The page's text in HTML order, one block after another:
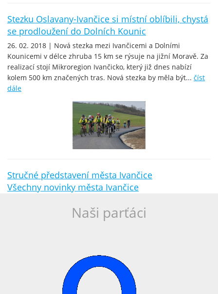
Stezku Oslavany-Ivančice si místní oblíbili, chystá
se prodloužení do Dolních Kounic
26. 02. 2018 | Nová stezka mezi Ivančicemi a Dolními
Kounicemi v délce zhruba 15 km se rýsuje na jižní Moravě. Za
realizací stojí Mikroregion Ivančicko, který již dnes nabízí
kolem 500 km značených tras. Nová stezka by měla být... číst
dále
Stručné představení města Ivančice
Všechny novinky města Ivančice
Naši parťáci